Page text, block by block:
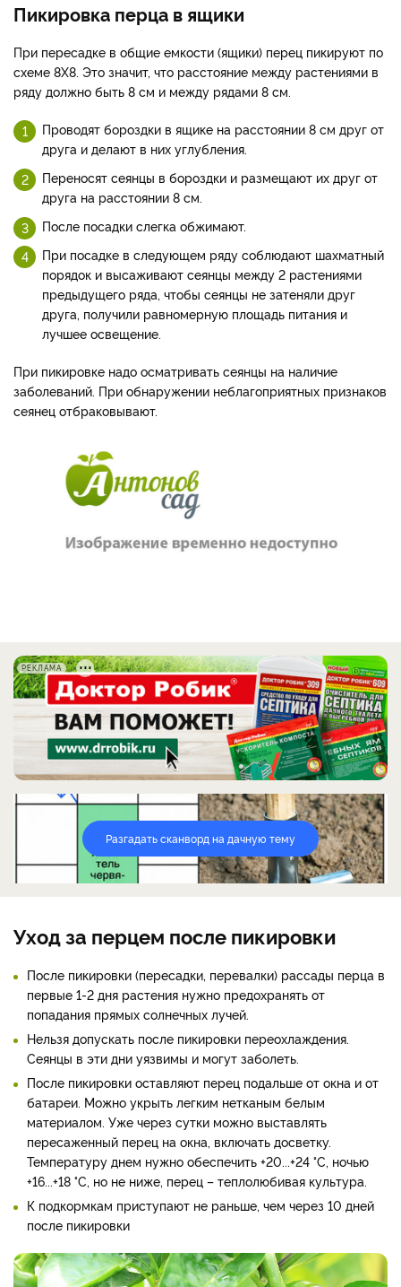
Пикировка перца в ящики
При пересадке в общие емкости (ящики) перец пикируют по
схеме 8Х8. Это значит, что расстояние между растениями в
ряду должно быть 8 см и между рядами 8 см.
Проводят бороздки в ящике на расстоянии 8 см друг от
друга и делают в них углубления.
Переносят сеянцы в бороздки и размещают их друг от
друга на расстоянии 8 см.
После посадки слегка обжимают.
При посадке в следующем ряду соблюдают шахматный
порядок и высаживают сеянцы между 2 растениями
предыдущего ряда, чтобы сеянцы не затеняли друг
друга, получили равномерную площадь питания и
лучшее освещение.
При пикировке надо осматривать сеянцы на наличие
заболеваний. При обнаружении неблагоприятных признаков
сеянец отбраковывают.
РЕКЛАМА
Разгадать сканворд на дачную тему
Уход за перцем после пикировки
После пикировки (пересадки, перевалки) рассады перца в
первые 1-2 дня растения нужно предохранять от
попадания прямых солнечных лучей.
Нельзя допускать после пикировки переохлаждения.
Сеянцы в эти дни уязвимы и могут заболеть.
После пикировки оставляют перец подальше от окна и от
батареи. Можно укрыть легким нетканым белым
материалом. Уже через сутки можно выставлять
пересаженный перец на окна, включать досветку.
Температуру днем нужно обеспечить +20...+24 °С, ночью
+16...+18 °С, но не ниже, перец – теплолюбивая культура.
К подкормкам приступают не раньше, чем через 10 дней
после пикировки